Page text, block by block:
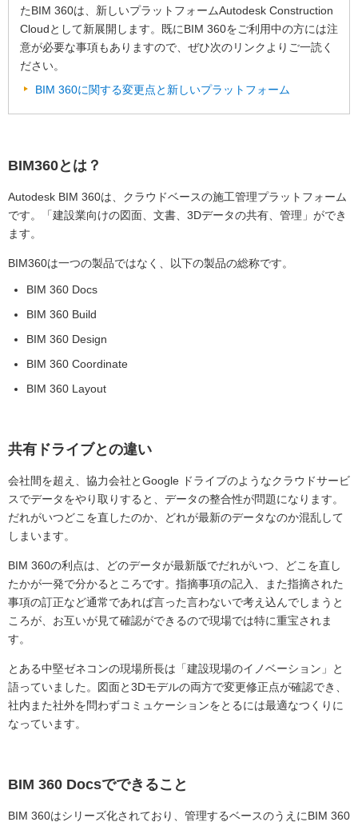
たBIM 360は、新しいプラットフォームAutodesk Construction
Cloudとして新展開します。既にBIM 360をご利用中の方には注
意が必要な事項もありますので、ぜひ次のリンクよりご一読く
ださい。
BIM 360に関する変更点と新しいプラットフォーム
BIM360とは？
Autodesk BIM 360は、クラウドベースの施工管理プラットフォーム
です。「建設業向けの図面、文書、3Dデータの共有、管理」ができ
ます。
BIM360は一つの製品ではなく、以下の製品の総称です。
BIM 360 Docs
BIM 360 Build
BIM 360 Design
BIM 360 Coordinate
BIM 360 Layout
共有ドライブとの違い
会社間を超え、協力会社とGoogle ドライブのようなクラウドサービ
スでデータをやり取りすると、データの整合性が問題になります。
だれがいつどこを直したのか、どれが最新のデータなのか混乱して
しまいます。
BIM 360の利点は、どのデータが最新版でだれがいつ、どこを直し
たかが一発で分かるところです。指摘事項の記入、また指摘された
事項の訂正など通常であれば言った言わないで考え込んでしまうと
ころが、お互いが見て確認ができるので現場では特に重宝されま
す。
とある中堅ゼネコンの現場所長は「建設現場のイノベーション」と
語っていました。図面と3Dモデルの両方で変更修正点が確認でき、
社内また社外を問わずコミュケーションをとるには最適なつくりに
なっています。
BIM 360 Docsでできること
BIM 360はシリーズ化されており、管理するベースのうえにBIM 360